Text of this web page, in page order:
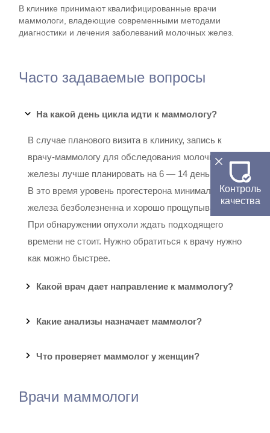
В клинике принимают квалифицированные врачи
маммологи, владеющие современными методами
диагностики и лечения заболеваний молочных желез.
Часто задаваемые вопросы
На какой день цикла идти к маммологу?
В случае планового визита в клинику, запись к
врачу-маммологу для обследования молочной
железы лучше планировать на 6 — 14 день цикла.
В это время уровень прогестерона минимален,
железа безболезненна и хорошо прощупывается.
При обнаружении опухоли ждать подходящего
времени не стоит. Нужно обратиться к врачу нужно
как можно быстрее.
Какой врач дает направление к маммологу?
Какие анализы назначает маммолог?
Что проверяет маммолог у женщин?
Врачи маммологи
Контроль
качества